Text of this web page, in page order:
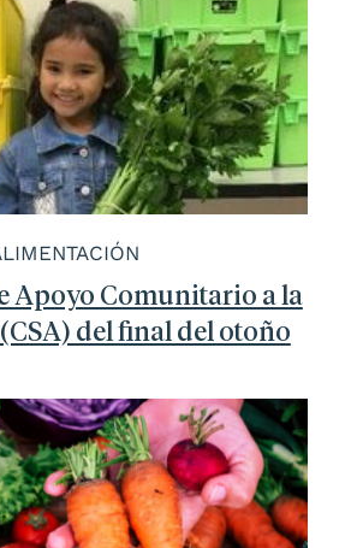
Apoyo Comunitario a la
del final del otoño